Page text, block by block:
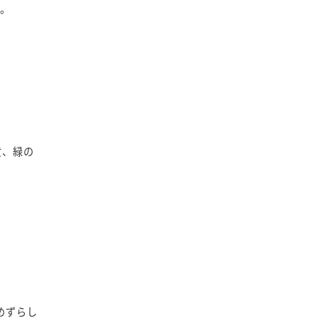
緑の
ずらし